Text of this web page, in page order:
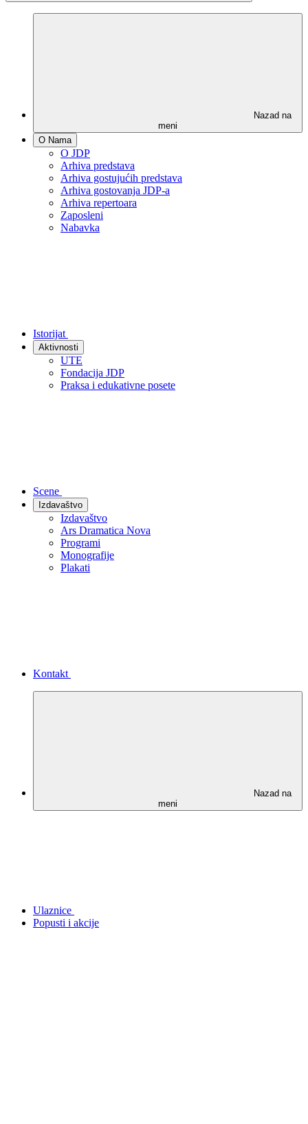
Nazad na
meni
O Nama
O JDP
Arhiva predstava
Arhiva gostujućih predstava
Arhiva gostovanja JDP-a
Arhiva repertoara
Zaposleni
Nabavka
Istorijat
Aktivnosti
UTE
Fondacija JDP
Praksa i edukativne posete
Scene
Izdavaštvo
Izdavaštvo
Ars Dramatica Nova
Programi
Monografije
Plakati
Kontakt
Nazad na
meni
Ulaznice
Popusti i akcije